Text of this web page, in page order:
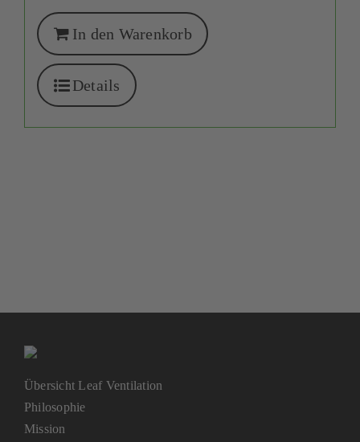
In den Warenkorb
Details
Übersicht Leaf Ventilation
Philosophie
Mission